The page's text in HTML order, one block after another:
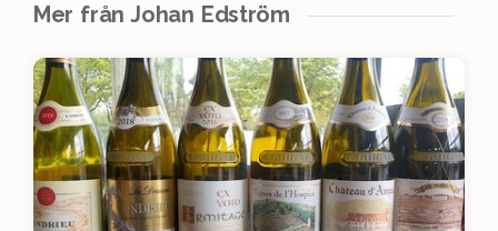
Mer från Johan Edström